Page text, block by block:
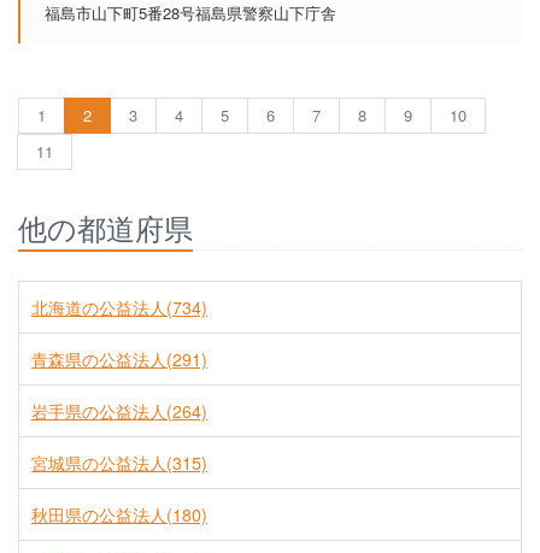
福島市山下町5番28号福島県警察山下庁舎
1 2 3 4 5 6 7 8 9
10
11
他の都道府県
北海道の公益法人(734)
青森県の公益法人(291)
岩手県の公益法人(264)
宮城県の公益法人(315)
秋田県の公益法人(180)